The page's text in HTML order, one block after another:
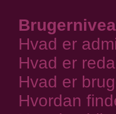
Hvad er
Hvad er
Hvad er
Hvordan